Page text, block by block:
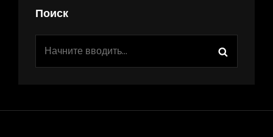
Поиск